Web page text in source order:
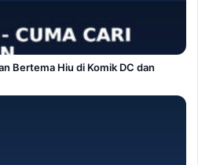
Bertema Hiu di Komik DC dan